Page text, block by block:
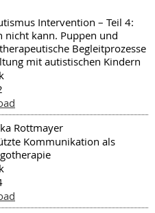
Intervention – Teil 4:
nicht kann. Puppen und
Begleitprozesse
mit autistischen Kindern
Rottmayer
Kommunikation als